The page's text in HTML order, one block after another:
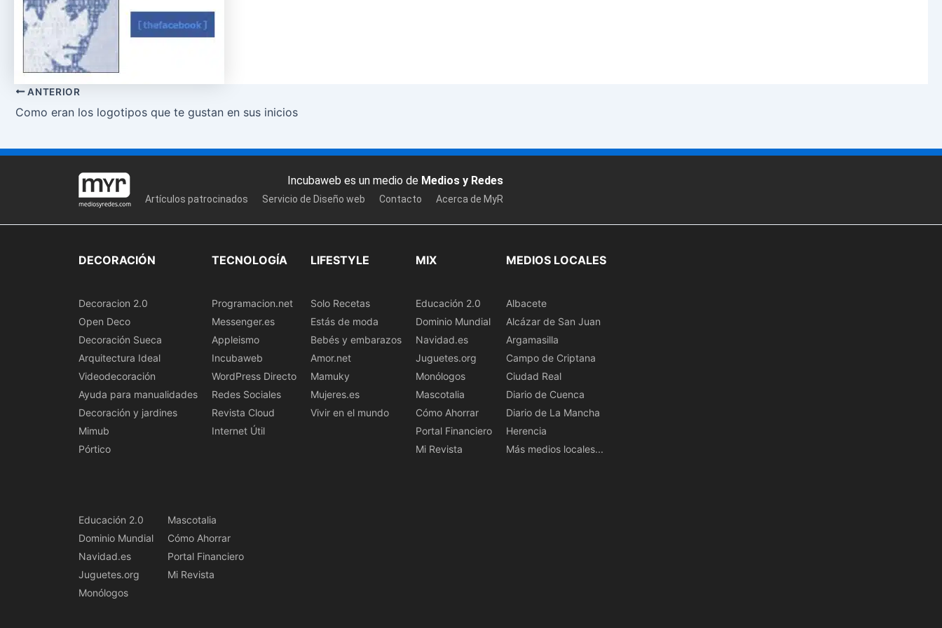
ANTERIOR
Como eran los logotipos que te gustan en sus inicios
Incubaweb es un medio de Medios y Redes
Artículos patrocinados Servicio de Diseño web Contacto Acerca de MyR
DECORACIÓN
Decoracion 2.0
Open Deco
Decoración Sueca
Arquitectura Ideal
Videodecoración
Ayuda para manualidades
Decoración y jardines
Mimub
Pórtico
TECNOLOGÍA
Programacion.net
Messenger.es
Appleismo
Incubaweb
WordPress Directo
Redes Sociales
Revista Cloud
Internet Útil
LIFESTYLE
Solo Recetas
Estás de moda
Bebés y embarazos
Amor.net
Mamuky
Mujeres.es
Vivir en el mundo
MIX
Educación 2.0
Dominio Mundial
Navidad.es
Juguetes.org
Monólogos
Mascotalia
Cómo Ahorrar
Portal Financiero
Mi Revista
MEDIOS LOCALES
Albacete
Alcázar de San Juan
Argamasilla
Campo de Criptana
Ciudad Real
Diario de Cuenca
Diario de La Mancha
Herencia
Más medios locales...
Educación 2.0
Dominio Mundial
Navidad.es
Juguetes.org
Monólogos
Mascotalia
Cómo Ahorrar
Portal Financiero
Mi Revista